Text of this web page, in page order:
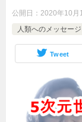
公開日： 2020年10月
人類へのメッセージ
Tweet